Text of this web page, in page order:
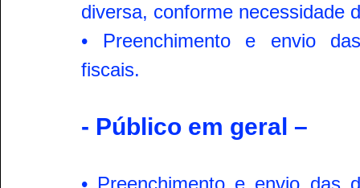
diversa, conforme necessidade
• Preenchimento e envio
fiscais.
- Público em geral –
• Preenchimento e envio das